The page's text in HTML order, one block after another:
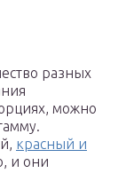
разных
можно
красный и
и они